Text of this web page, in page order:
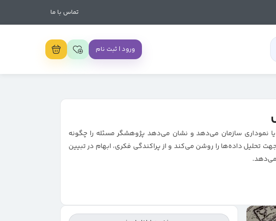
تماس با ما
ورود | ثبت نام
نموداری سازمان می‌دهد و نشان می‌دهد پژوهشگر مسئله را چگونه
تحلیل داده‌ها را روشن می‌کند و از پراکندگی فکری، ابهام در تبیین
می‌دهد.